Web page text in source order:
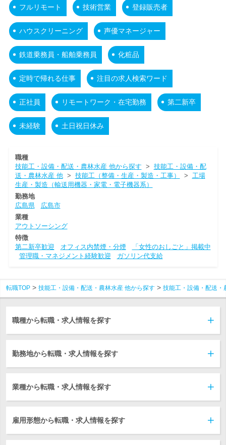
フルリモート 技術営業 登録販売者
ハウスクリーニング 声優マネージャー
鉄道乗務員・船舶乗務員 化粧品
定時で帰れる仕事 注目の求人検索ワード
正社員 リモートワーク・在宅勤務 第二新卒
未経験 土日祝日休み
職種
技能工・設備・配送・農林水産 他から探す > 技能工・設備・配
送・農林水産 他> 技能工（整備・生産・製造・工事） > 工場
生産・製造（輸送用機器・家電・電子機器系）
勤務地
広島県
広島市
業種
アウトソーシング
特徴
第二新卒歓迎
オフィス内禁煙・分煙
「女性のおしごと」掲載中
管理職・マネジメント経験歓迎
ガソリン代支給
転職TOP 技能工・設備・配送・農林水産 他から探す 技能工・設備・配送・
職種から転職・求人情報を探す
勤務地から転職・求人情報を探す
業種から転職・求人情報を探す
雇用形態から転職・求人情報を探す